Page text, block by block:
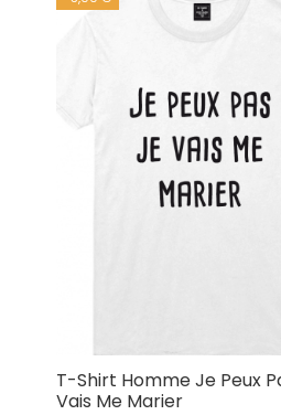
T-Shirt Homme Je Peux
Vais Me Marier